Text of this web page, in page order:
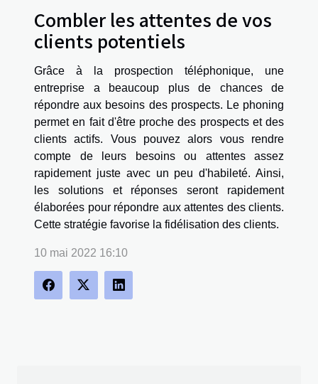
Combler les attentes de vos
clients potentiels
Grâce à la prospection téléphonique, une
entreprise a beaucoup plus de chances de
répondre aux besoins des prospects. Le phoning
permet en fait d'être proche des prospects et des
clients actifs. Vous pouvez alors vous rendre
compte de leurs besoins ou attentes assez
rapidement juste avec un peu d'habileté. Ainsi,
les solutions et réponses seront rapidement
élaborées pour répondre aux attentes des clients.
Cette stratégie favorise la fidélisation des clients.
10 mai 2022 16:10